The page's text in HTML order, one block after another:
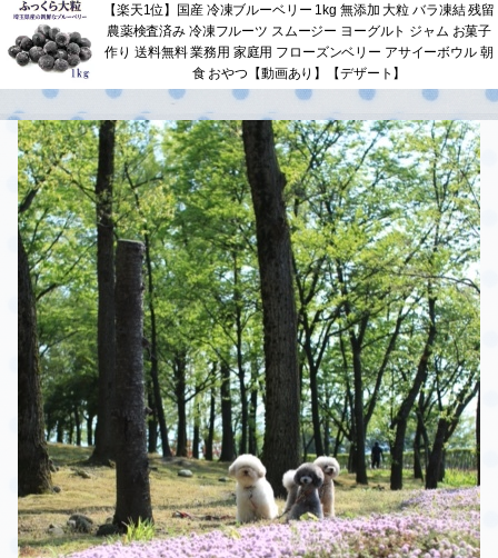
【楽天1位】国産 冷凍ブルーベリー 1kg 無添加 大粒 バラ凍結 残留
農薬検査済み 冷凍フルーツ スムージー ヨーグルト ジャム お菓子
作り 送料無料 業務用 家庭用 フローズンベリー アサイーボウル 朝
食 おやつ【動画あり】【デザート】